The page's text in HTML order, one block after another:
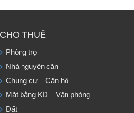
CHO THUÊ
Phòng trọ
Nhà nguyên căn
Chung cư – Căn hộ
Mặt bằng KD – Văn phòng
Đất